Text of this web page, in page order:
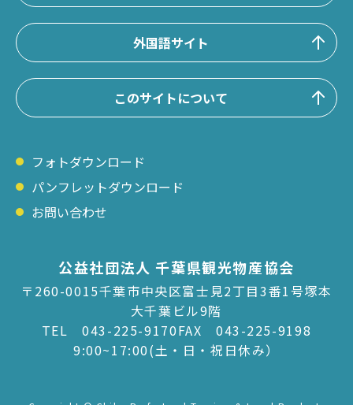
外国語サイト
このサイトについて
フォトダウンロード
パンフレットダウンロード
お問い合わせ
公益社団法人 千葉県観光物産協会
〒260-0015千葉市中央区富士見2丁目3番1号塚本
大千葉ビル9階
TEL043-225-9170FAX 043-225-9198
9:00~17:00(土・日・祝日休み）